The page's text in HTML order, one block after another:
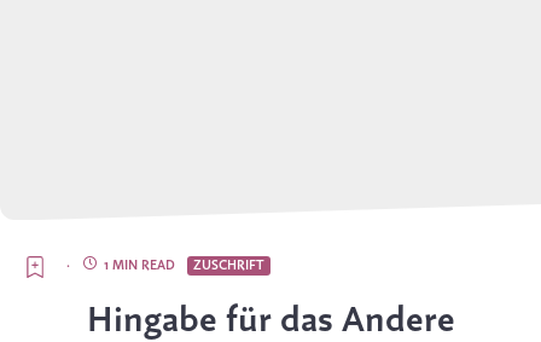
ZUSCHRIFT
1 MIN READ
·
Hingabe für das Andere